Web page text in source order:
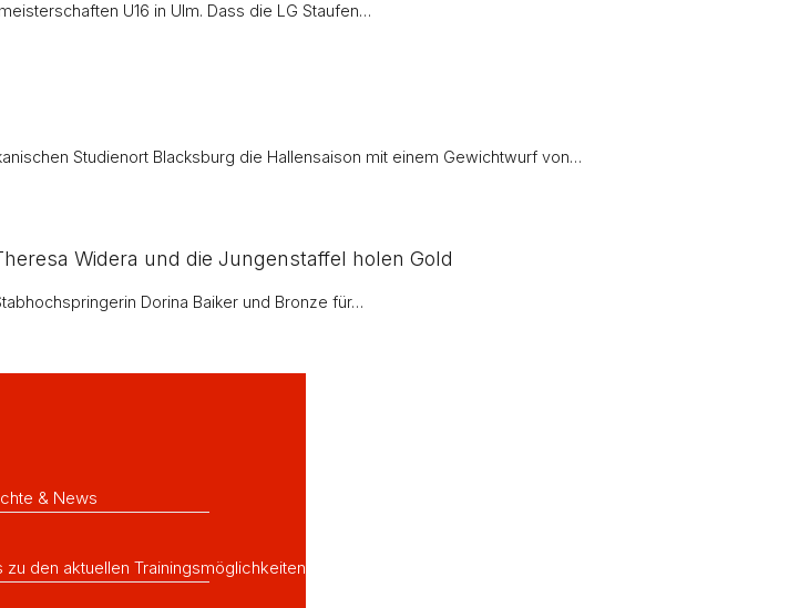
U16 in Ulm. Dass die LG Staufen…
Studienort Blacksburg die Hallensaison mit einem Gewichtwurf von…
Widera und die Jungenstaffel holen Gold
Dorina Baiker und Bronze für…
& News
zu den aktuellen Trainingsmöglichkeiten